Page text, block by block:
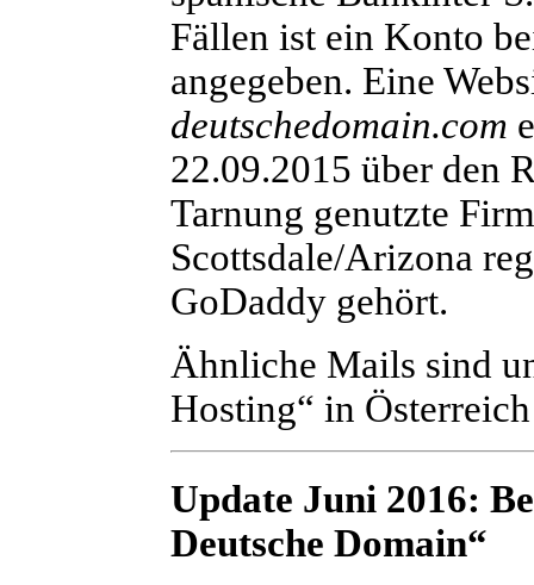
Fällen ist ein Konto
angegeben. Eine
deutschedomain.com
22.09.2015 über den
Tarnung genutzte
Scottsdale/Arizona
GoDaddy gehört.
Ähnliche Mails sind
Hosting“ in
Update Juni 2016:
Deutsche Domain“